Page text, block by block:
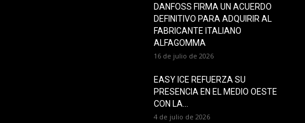
DANFOSS FIRMA UN ACUERDO
DEFINITIVO PARA ADQUIRIR AL
FABRICANTE ITALIANO
ALFAGOMMA
16 de julio de 2026
EASY ICE REFUERZA SU
PRESENCIA EN EL MEDIO OESTE
CON LA...
4 de julio de 2026